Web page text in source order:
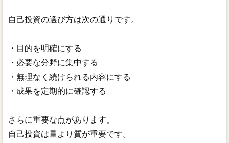
自己投資の選び方は次の通りです。
・目的を明確にする
・必要な分野に集中する
・無理なく続けられる内容にする
・成果を定期的に確認する
さらに重要な点があります。
自己投資は量より質が重要です。